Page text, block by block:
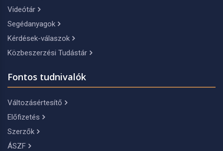
Videótár
Segédanyagok
Kérdések-válaszok
Közbeszerzési Tudástár
Fontos tudnivalók
Változásértesítő
Előfizetés
Szerzők
ÁSZF